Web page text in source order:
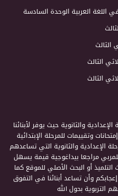
اللغة العربية الوحدة السادسة
الثالث
الثالث
الثالث
والثانوية حيث يوفر لأبنائنا
وتقييمات للمرحلة الإبتدائية
الإعدادية والثانوية التي تساعدهم
مراجعا بيداغوجية قيمة يسهل
أو البحث الأصلي للموقع كما
وأن تساعد أبنائنا في التفوق
التربوية بحول الله